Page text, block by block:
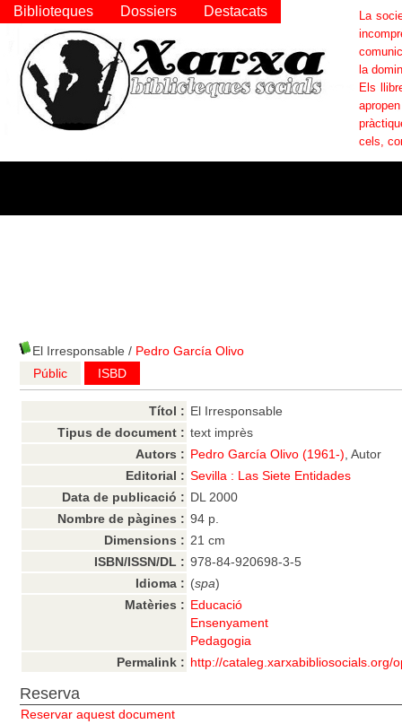
El Irresponsable / Pedro García Olivo
Públic
ISBD
Títol : El Irresponsable
Tipus de document : text imprès
Autors : Pedro García Olivo (1961-) , Autor
Editorial : Sevilla : Las Siete Entidades
Data de publicació : DL 2000
Nombre de pàgines : 94 p.
Dimensions : 21 cm
ISBN/ISSN/DL : 978-84-920698-3-5
Idioma : (spa)
Matèries : Educació
Ensenyament
Pedagogia
Permalink : http://cataleg.xarxabibliosocials.org/
Reserva
Reservar aquest document
La
la
Els
cels,
Biblioteques Dossiers Destacats